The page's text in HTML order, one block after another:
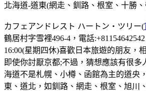
北海道-道東(網走、釧路、根室、十勝
カフェアンドレスト ハートン・ツリー(
鶴居村字雪裡496-4，電話
16:00(星期四休)喜歡日本旅遊的朋友，
即使你討厭京都;不過，猜想應該有很多
海道不是札幌、小樽、函館為主的道央
東、道北，如釧路、網走、根室、旭川